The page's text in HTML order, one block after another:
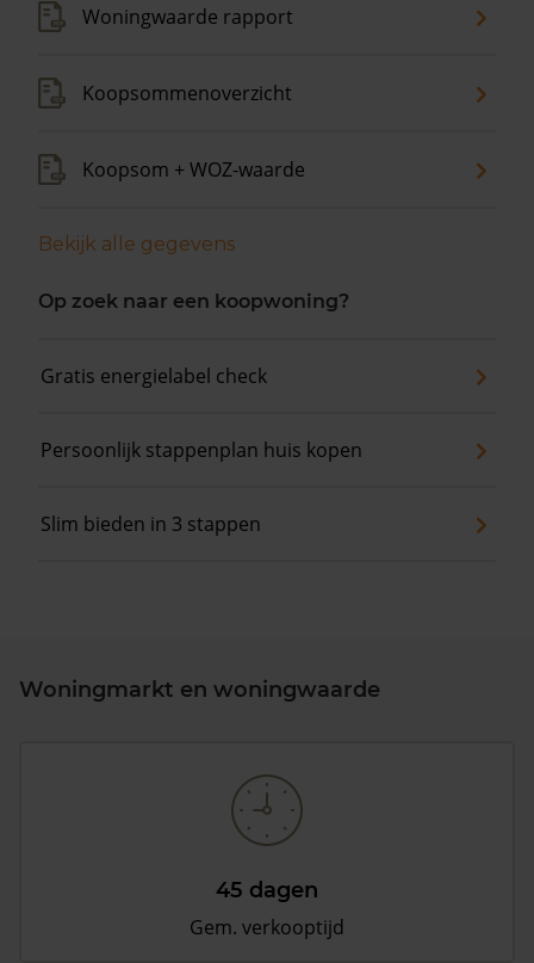
Woningwaarde rapport
Koopsommenoverzicht
Koopsom + WOZ-waarde
Bekijk alle gegevens
Op zoek naar een koopwoning?
Gratis energielabel check
Persoonlijk stappenplan huis kopen
Slim bieden in 3 stappen
Woningmarkt en woningwaarde
45 dagen
Gem. verkooptijd